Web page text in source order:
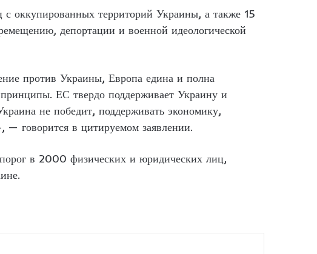
оккупированных территорий Украины, а также 15
депортации и военной идеологической
против Украины, Европа едина и полна
ЕС твердо поддерживает Украину и
не победит, поддерживать экономику,
говорится в цитируемом заявлении.
в 2000 физических и юридических лиц,